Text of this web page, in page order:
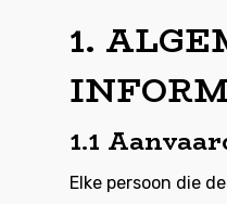
1.
1.1
Elke persoon die